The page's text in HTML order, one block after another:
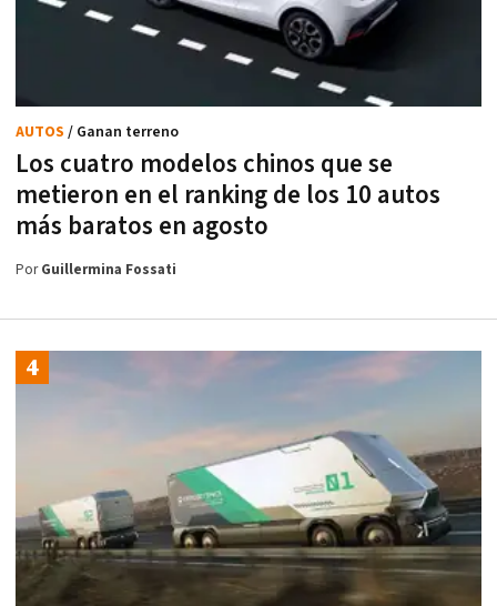
Los cuatro modelos chinos que se
metieron en el ranking de los 10 autos
más baratos en agosto
AUTOS / Ganan terreno
PorGuillermina Fossati